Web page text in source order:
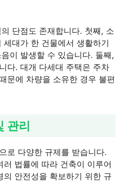
단점도 존재합니다. 첫째, 소
세대가 한 건물에서 생활하기
이 발생할 수 있습니다. 둘째,
다. 대개 다세대 주택은 주차
문에 차량을 소유한 경우 불편
관리
로 다양한 규제를 받습니다.
러 법률에 따라 건축이 이루어
의 안전성을 확보하기 위한 규